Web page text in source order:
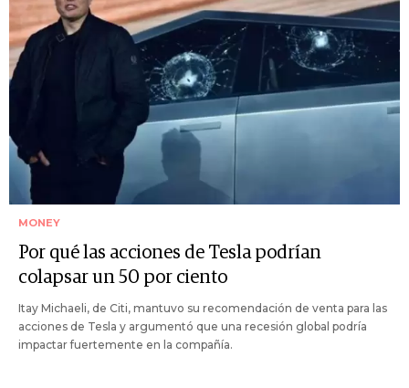
MONEY
Por qué las acciones de Tesla podrían
colapsar un 50 por ciento
Itay Michaeli, de Citi, mantuvo su recomendación de venta para las
acciones de Tesla y argumentó que una recesión global podría
impactar fuertemente en la compañía.